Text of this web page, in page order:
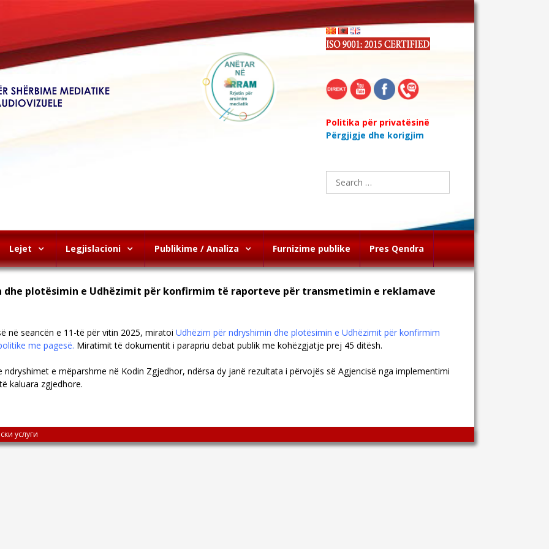
Politika për privatësinë
Përgjigje dhe korigjim
Search
for:
Lejet Legjislacioni Publikime / Analiza Furnizime publike Pres Qendra
plotësimin e Udhëzimit për konfirmim të raporteve për transmetimin e reklamave
në seancën e 11-të për vitin 2025, miratoi Udhëzim për ndryshimin dhe plotësimin e Udhëzimit për konfirmim
me pagesë. Miratimit të dokumentit i parapriu debat publik me kohëzgjatje prej 45 ditësh.
e mëparshme në Kodin Zgjedhor, ndërsa dy janë rezultatа i përvojës së Agjencisë nga implementimi
kaluara zgjedhore.
provides
услуги